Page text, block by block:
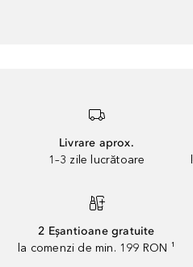
Livrare aprox.
1–3 zile lucrătoare
2 Eșantioane gratuite
la comenzi de min. 199 RON ¹